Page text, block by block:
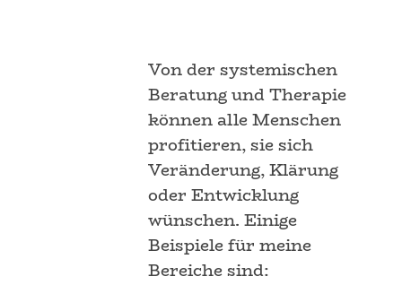
Von der systemischen
Beratung und Therapie
können alle Menschen
profitieren, sie sich
Veränderung, Klärung
oder Entwicklung
wünschen. Einige
Beispiele für meine
Bereiche sind: